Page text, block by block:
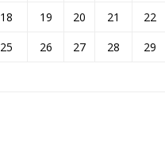
18 19 20 21 22
25 26 27 28 29